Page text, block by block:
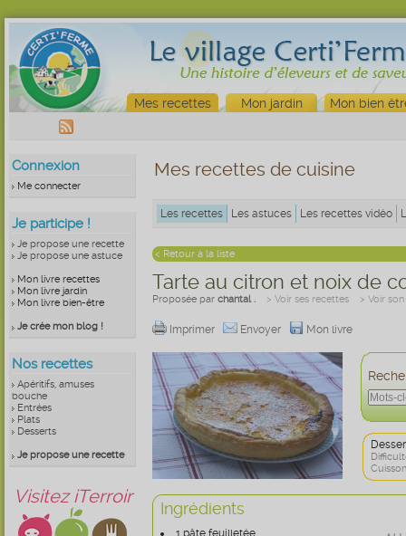
Mes recettes Mon jardin Mon bien
Connexion
Me connecter
Je participe !
Je propose une recette
Je propose une astuce
Mon livre recettes
Mon livre jardin
Mon livre bien-être
Je crée mon blog !
Nos recettes
Apéritifs, amuses
bouche
Entrées
Plats
Desserts
Je propose une recette
Visitez iTerroir
Mes recettes de cuisine
Les recettes Les astuces Les recettes vidéo
< Retour à la liste
Tarte au citron et noix de
Proposée par chantal . > Voir ses recettes > Voir
Imprimer Envoyer Mon livre
Ingrédients
1 pâte feuilletée